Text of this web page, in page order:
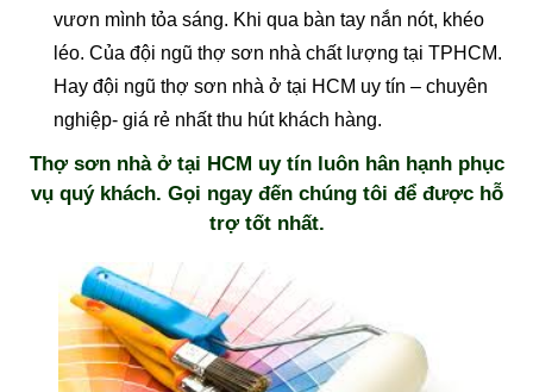
vươn mình tỏa sáng. Khi qua bàn tay nắn nót, khéo
léo. Của đội ngũ thợ sơn nhà chất lượng tại TPHCM.
Hay đội ngũ thợ sơn nhà ở tại HCM uy tín – chuyên
nghiệp- giá rẻ nhất thu hút khách hàng.
Thợ sơn nhà ở tại HCM uy tín luôn hân hạnh phục
vụ quý khách. Gọi ngay đến chúng tôi để được hỗ
trợ tốt nhất.